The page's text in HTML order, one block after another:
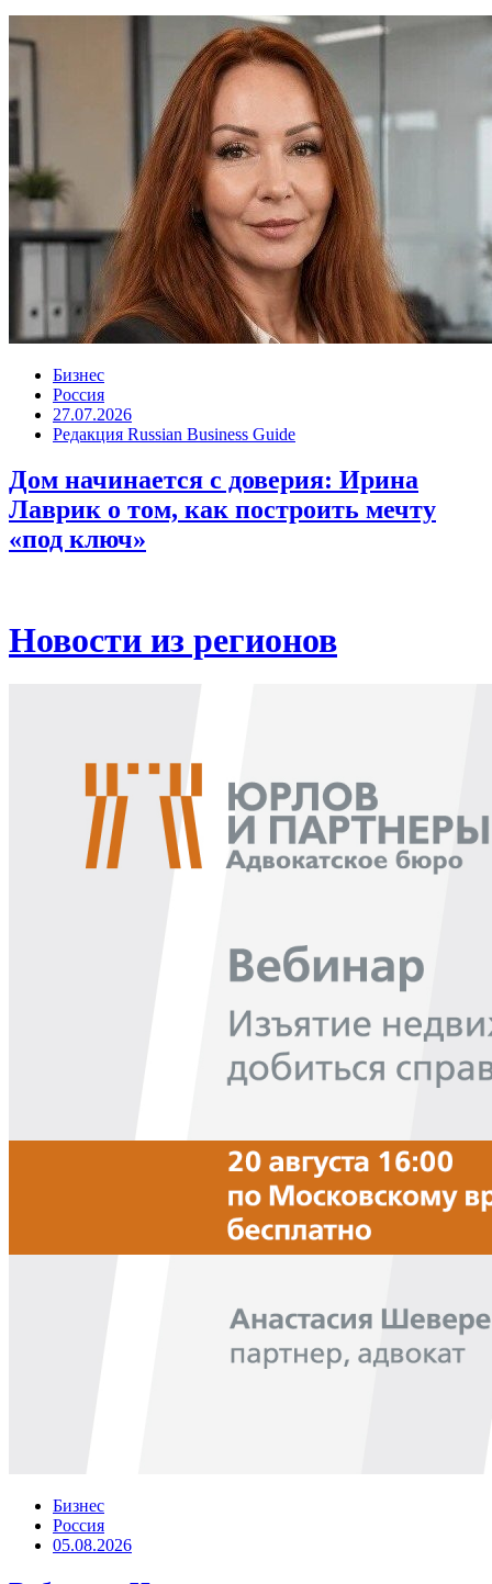
Бизнес
Россия
27.07.2026
Редакция Russian Business Guide
Дом начинается с доверия: Ирина
Лаврик о том, как построить мечту
«под ключ»
Новости из регионов
Бизнес
Россия
05.08.2026